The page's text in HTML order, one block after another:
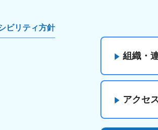
ビリティ方針
組織・
アクセ